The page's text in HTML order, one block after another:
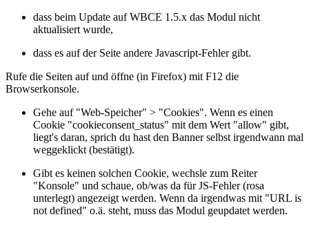
dass beim Update auf WBCE 1.5.x das Modul nicht
aktualisiert wurde,
dass es auf der Seite andere Javascript-Fehler gibt.
Rufe die Seiten auf und öffne (in Firefox) mit F12 die
Browserkonsole.
Gehe auf "Web-Speicher" > "Cookies". Wenn es einen
Cookie "cookieconsent_status" mit dem Wert "allow" gibt,
liegt's daran, sprich du hast den Banner selbst irgendwann mal
weggeklickt (bestätigt).
Gibt es keinen solchen Cookie, wechsle zum Reiter
"Konsole" und schaue, ob/was da für JS-Fehler (rosa
unterlegt) angezeigt werden. Wenn da irgendwas mit "URL is
not defined" o.ä. steht, muss das Modul geupdatet werden.